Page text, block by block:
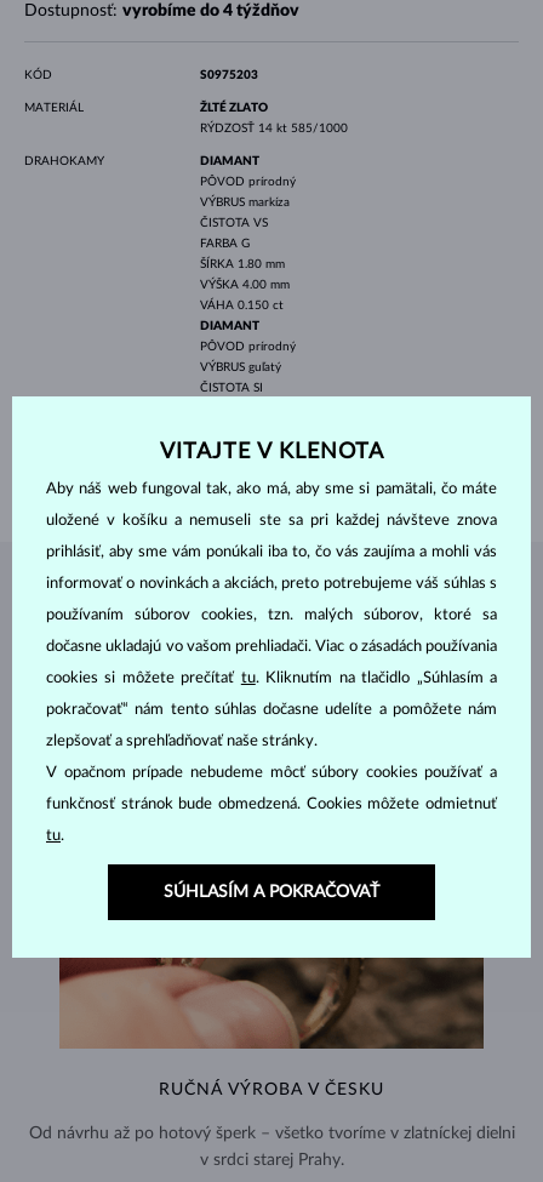
Dostupnosť: vyrobíme do 4 týždňov
KÓD S0975203
MATERIÁL
ŽLTÉ ZLATO
RÝDZOSŤ 14 kt 585/1000
DRAHOKAMY
DIAMANT
PÔVOD prírodný
VÝBRUS markíza
ČISTOTA VS
FARBA G
ŠÍRKA 1.80 mm
VÝŠKA 4.00 mm
VÁHA 0.150 ct
DIAMANT
PÔVOD prírodný
VÝBRUS guľatý
ČISTOTA SI
VÁHA
0.238 ct
VÁHA 3.60 g
ŠPERKY ZATELIÉRU KLENOTA
RUČNÁ VÝROBA V ČESKU
Od návrhu až po hotový šperk – všetko tvoríme v zlatníckej dielni
v srdci starej Prahy.
VITAJTE V KLENOTA
Aby náš web fungoval tak, ako má, aby sme si pamätali, čo máte
uložené v košíku a nemuseli ste sa pri každej návšteve znova
prihlásiť, aby sme vám ponúkali iba to, čo vás zaujíma a mohli vás
informovať o novinkách a akciách, preto potrebujeme váš súhlas s
používaním súborov cookies, tzn. malých súborov, ktoré sa
dočasne ukladajú vo vašom prehliadači. Viac o zásadách používania
cookies si môžete prečítať tu. Kliknutím na tlačidlo „Súhlasím a
pokračovať“ nám tento súhlas dočasne udelíte a pomôžete nám
zlepšovať a sprehľadňovať naše stránky.
V opačnom prípade nebudeme môcť súbory cookies používať a
funkčnosť stránok bude obmedzená. Cookies môžete odmietnuť
tu.
SÚHLASÍM A POKRAČOVAŤ